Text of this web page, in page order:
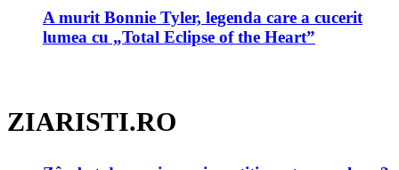
A murit Bonnie Tyler, legenda care a cucerit
lumea cu „Total Eclipse of the Heart”
ZIARISTI.RO